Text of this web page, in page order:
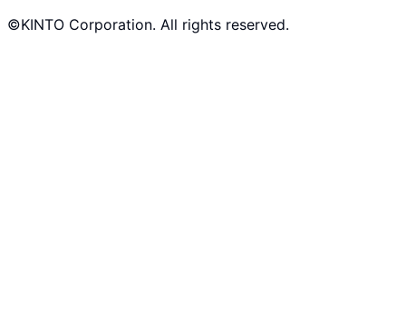
©KINTO Corporation. All rights reserved.